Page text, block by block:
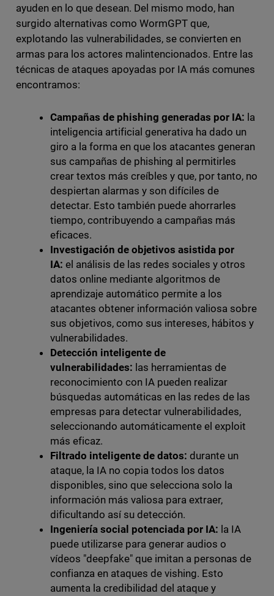
ayuden en lo que desean. Del mismo modo, han
surgido alternativas como WormGPT que,
explotando las vulnerabilidades, se convierten en
armas para los actores malintencionados. Entre las
técnicas de ataques apoyadas por IA más comunes
encontramos:
Campañas de phishing generadas por IA: la
inteligencia artificial generativa ha dado un
giro a la forma en que los atacantes generan
sus campañas de phishing al permitirles
crear textos más creíbles y que, por tanto, no
despiertan alarmas y son difíciles de
detectar. Esto también puede ahorrarles
tiempo, contribuyendo a campañas más
eficaces.
Investigación de objetivos asistida por
IA: el análisis de las redes sociales y otros
datos online mediante algoritmos de
aprendizaje automático permite a los
atacantes obtener información valiosa sobre
sus objetivos, como sus intereses, hábitos y
vulnerabilidades.
Detección inteligente de
vulnerabilidades: las herramientas de
reconocimiento con IA pueden realizar
búsquedas automáticas en las redes de las
empresas para detectar vulnerabilidades,
seleccionando automáticamente el exploit
más eficaz.
Filtrado inteligente de datos: durante un
ataque, la IA no copia todos los datos
disponibles, sino que selecciona solo la
información más valiosa para extraer,
dificultando así su detección.
Ingeniería social potenciada por IA: la IA
puede utilizarse para generar audios o
vídeos "deepfake" que imitan a personas de
confianza en ataques de vishing. Esto
aumenta la credibilidad del ataque y